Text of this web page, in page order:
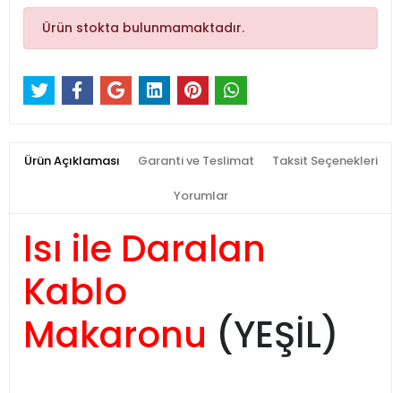
Ürün stokta bulunmamaktadır.
Ürün Açıklaması Garanti ve Teslimat Taksit Seçenekleri
Yorumlar
Isı ile Daralan
Kablo
Makaronu (YEŞİL)